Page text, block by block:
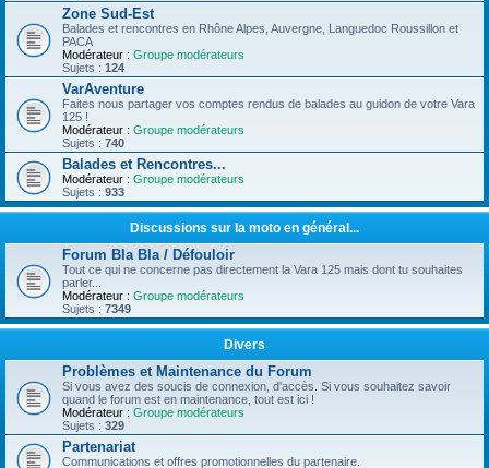
Zone Sud-Est
Balades et rencontres en Rhône Alpes, Auvergne, Languedoc Roussillon et
PACA
Modérateur : Groupe modérateurs
Sujets : 124
VarAventure
Faites nous partager vos comptes rendus de balades au guidon de votre Vara
125 !
Modérateur : Groupe modérateurs
Sujets : 740
Balades et Rencontres...
Modérateur : Groupe modérateurs
Sujets : 933
Discussions sur la moto en général...
Forum Bla Bla / Défouloir
Tout ce qui ne concerne pas directement la Vara 125 mais dont tu souhaites
parler...
Modérateur : Groupe modérateurs
Sujets : 7349
Divers
Problèmes et Maintenance du Forum
Si vous avez des soucis de connexion, d'accès. Si vous souhaitez savoir
quand le forum est en maintenance, tout est ici !
Modérateur : Groupe modérateurs
Sujets : 329
Partenariat
Communications et offres promotionnelles du partenaire.